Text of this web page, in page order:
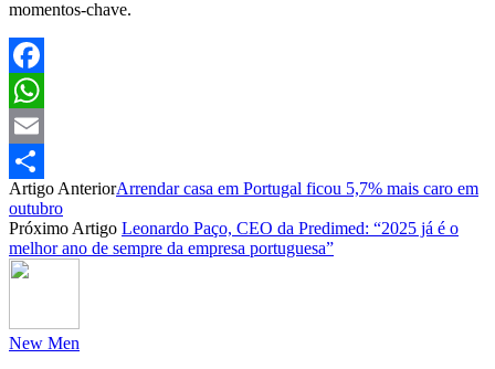
momentos-chave.
Facebook
WhatsApp
Email
Partilhar
Artigo AnteriorArrendar casa em Portugal ficou 5,7% mais caro em
outubro
Próximo Artigo Leonardo Paço, CEO da Predimed: “2025 já é o
melhor ano de sempre da empresa portuguesa”
New Men